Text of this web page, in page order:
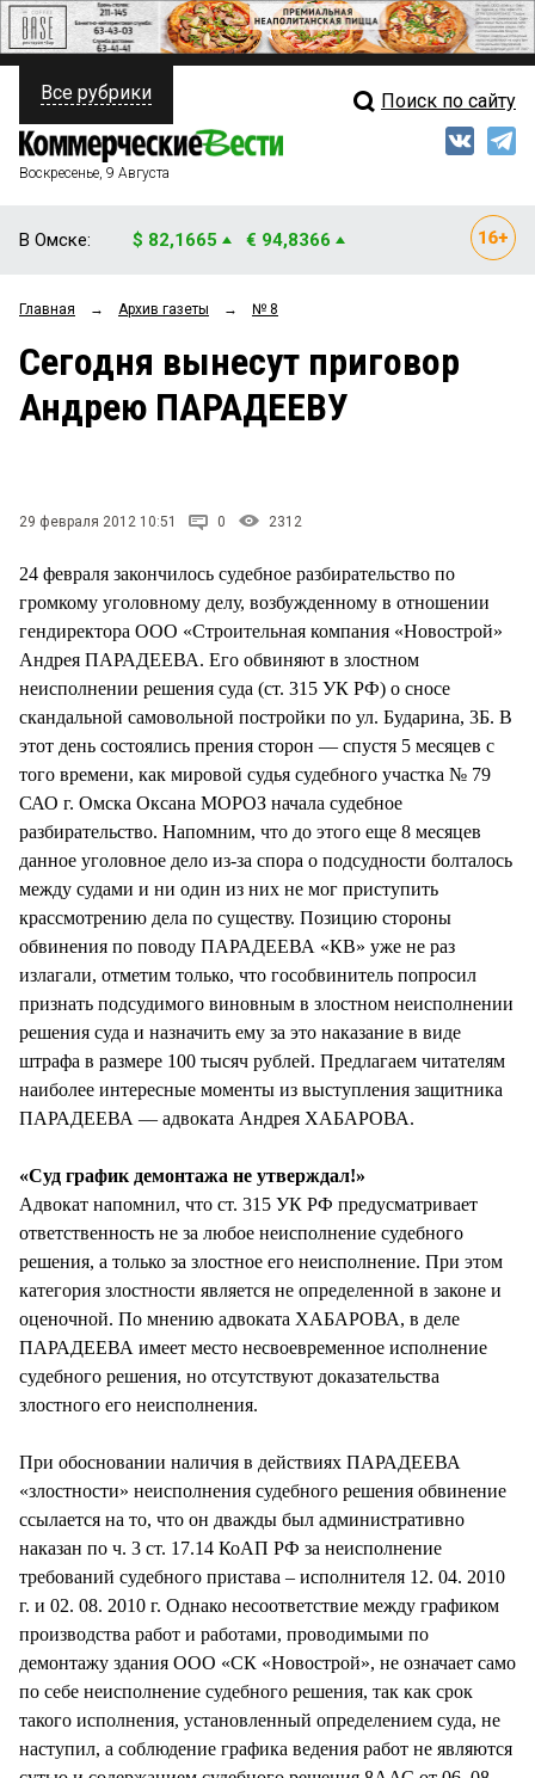
ПОЛИТИКА
ФИНАНСЫ
ОБЩЕСТВО
ЗАКОН
НОВОСТИ КОМПАНИЙ
СТИЛЬ ЖИЗНИ
Свежий выпуск
Рейтинги
Блоги
Все рубрики Поиск по сайту
Воскресенье, 9 Августа
В Омске: $ 82,1665 € 94,8366
Главная → Архив газеты → № 8
Сегодня вынесут приговор
Андрею ПАРАДЕЕВУ
29 февраля 2012 10:51 0 2312
24 февраля закончилось судебное разбирательство по
громкому уголовному делу, возбужденному в отношении
гендиректора ООО «Строительная компания «Новострой»
Андрея ПАРАДЕЕВА. Его обвиняют в злостном
неисполнении решения суда (ст. 315 УК РФ) о сносе
скандальной самовольной постройки по ул. Бударина, 3Б. В
этот день состоялись прения сторон — спустя 5 месяцев с
того времени, как мировой судья судебного участка № 79
САО г. Омска Оксана МОРОЗ начала судебное
разбирательство. Напомним, что до этого еще 8 месяцев
данное уголовное дело из-за спора о подсудности болталось
между судами и ни один из них не мог приступить
крассмотрению дела по существу. Позицию стороны
обвинения по поводу ПАРАДЕЕВА «КВ» уже не раз
излагали, отметим только, что гособвинитель попросил
признать подсудимого виновным в злостном неисполнении
решения суда и назначить ему за это наказание в виде
штрафа в размере 100 тысяч рублей. Предлагаем читателям
наиболее интересные моменты из выступления защитника
ПАРАДЕЕВА — адвоката Андрея ХАБАРОВА.
«Суд график демонтажа не утверждал!»
Адвокат напомнил, что ст. 315 УК РФ предусматривает
ответственность не за любое неисполнение судебного
решения, а только за злостное его неисполнение. При этом
категория злостности является не определенной в законе и
оценочной. По мнению адвоката ХАБАРОВА, в деле
ПАРАДЕЕВА имеет место несвоевременное исполнение
судебного решения, но отсутствуют доказательства
злостного его неисполнения.
При обосновании наличия в действиях ПАРАДЕЕВА
«злостности» неисполнения судебного решения обвинение
ссылается на то, что он дважды был административно
наказан по ч. 3 ст. 17.14 КоАП РФ за неисполнение
требований судебного пристава – исполнителя 12. 04. 2010
г. и 02. 08. 2010 г. Однако несоответствие между графиком
производства работ и работами, проводимыми по
демонтажу здания ООО «СК «Новострой», не означает само
по себе неисполнение судебного решения, так как срок
такого исполнения, установленный определением суда, не
наступил, а соблюдение графика ведения работ не являются